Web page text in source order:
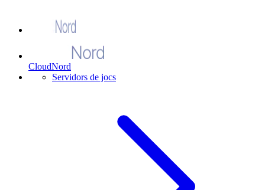
CloudNord
Servidors de jocs